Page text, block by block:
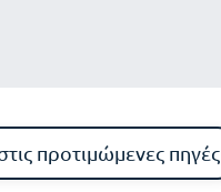
προτιμώμενες πηγές